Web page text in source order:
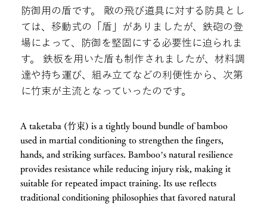
防御用の盾です。 敵の飛び道具に対する防具とし
ては、移動式の「盾」がありましたが、鉄砲の登
場によって、防御を堅固にする必要性に迫られま
す。 鉄板を用いた盾も制作されましたが、材料調
達や持ち運び、組み立てなどの利便性から、次第
に竹束が主流となっていったのです。
A taketaba (竹束) is a tightly bound bundle of bamboo
used in martial conditioning to strengthen the fingers,
hands, and striking surfaces. Bamboo’s natural resilience
provides resistance while reducing injury risk, making it
suitable for repeated impact training. Its use reflects
traditional conditioning philosophies that favored natural